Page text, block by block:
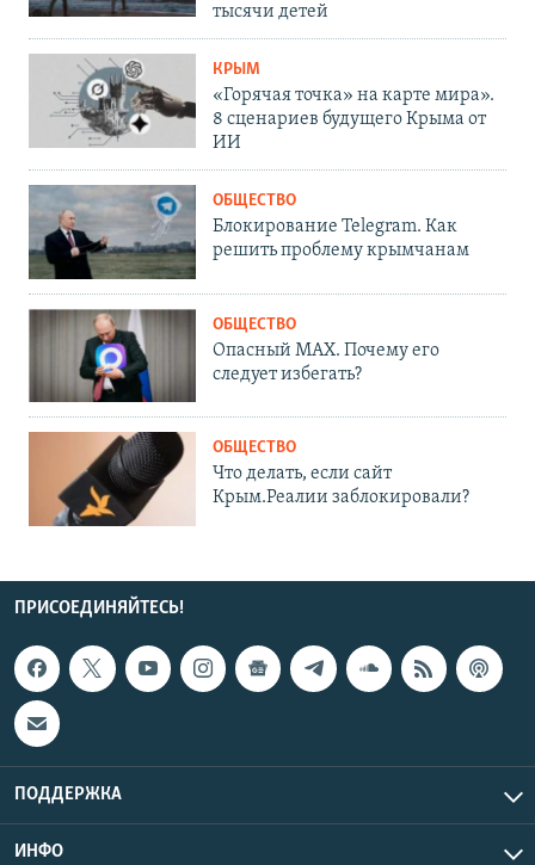
тысячи детей
КРЫМ
«Горячая точка» на карте мира».
8 сценариев будущего Крыма от
ИИ
ОБЩЕСТВО
Блокирование Telegram. Как
решить проблему крымчанам
ОБЩЕСТВО
Опасный MAX. Почему его
следует избегать?
ОБЩЕСТВО
Что делать, если сайт
Крым.Реалии заблокировали?
ПРИСОЕДИНЯЙТЕСЬ!
ПОДДЕРЖКА
ИНФО